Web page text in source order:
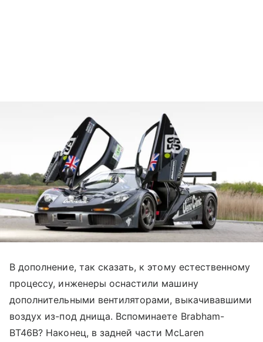
В дополнение, так сказать, к этому естественному
процессу, инженеры оснастили машину
дополнительными вентиляторами, выкачивавшими
воздух из-под днища. Вспоминаете Brabham-
BT46B? Наконец, в задней части McLaren